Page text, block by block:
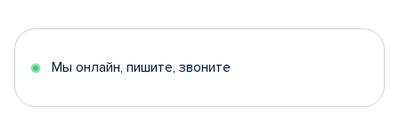
5
Мы онлайн, пишите, звоните